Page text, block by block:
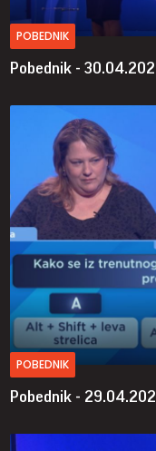
POBEDNIK
Pobednik -
POBEDNIK
Pobednik -